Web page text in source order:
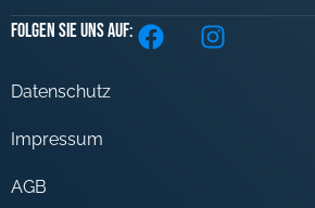
Folgen Sie uns auf:
Datenschutz
Impressum
AGB